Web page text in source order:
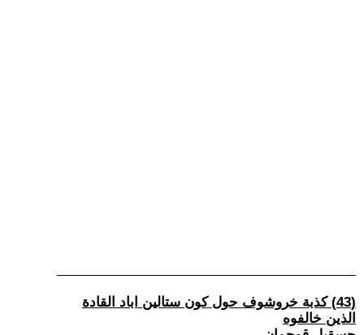
(43) كذبة خروشوف حول كون ستالين اباد القادة
الذين خالفوه